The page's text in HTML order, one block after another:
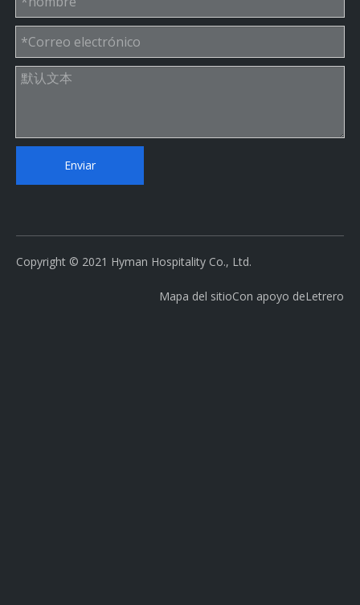
Embalaje y Transporte
Enviar
Copyright © 2021 Hyman Hospitality Co., Ltd.
Mapa del sitioCon apoyo deLetrero